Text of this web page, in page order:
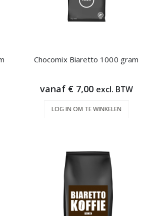
Chocomix Biaretto 1000 gram
vanaf € 7,00 excl. BTW
LOG IN OM TE WINKELEN